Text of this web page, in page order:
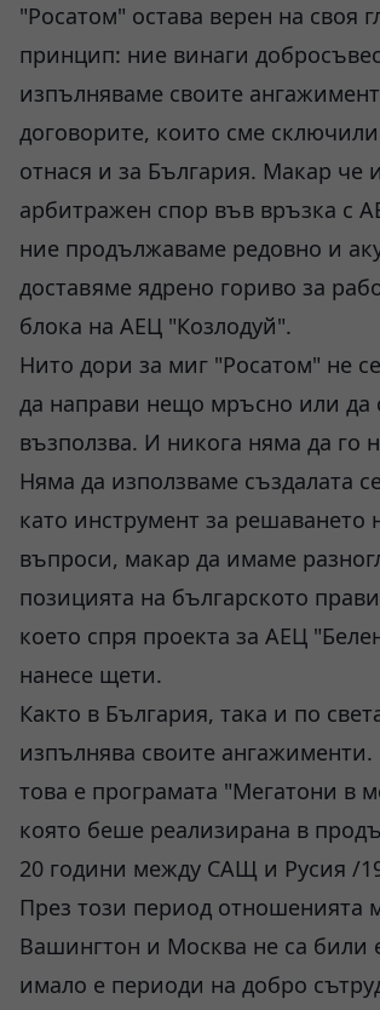
"Росатом" остава верен на своя
принцип: ние винаги
изпълняваме своите
договорите, които сме
отнася и за България. Макар че
арбитражен спор във връзка с
ние продължаваме редовно и
доставяме ядрено гориво за
блока на АЕЦ "Козлодуй".
Нито дори за миг "Росатом" не
да направи нещо мръсно или да
възползва. И никога няма да го
Няма да използваме създалата
като инструмент за решаването
въпроси, макар да имаме
позицията на българското
което спря проекта за АЕЦ
нанесе щети.
Както в България, така и по
изпълнява своите
това е програмата "Мегатони в
която беше реализирана в
20 години между САЩ и Русия /
През този период отношенията
Вашингтон и Москва не са били
имало е периоди на добро